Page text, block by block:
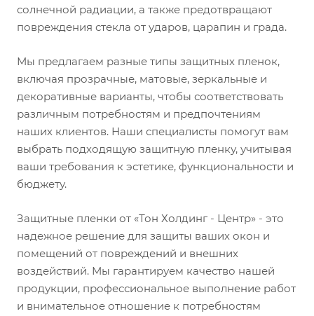
солнечной радиации, а также предотвращают
повреждения стекла от ударов, царапин и града.
Мы предлагаем разные типы защитных пленок,
включая прозрачные, матовые, зеркальные и
декоративные варианты, чтобы соответствовать
различным потребностям и предпочтениям
наших клиентов. Наши специалисты помогут вам
выбрать подходящую защитную пленку, учитывая
ваши требования к эстетике, функциональности и
бюджету.
Защитные пленки от «Тон Холдинг - Центр» - это
надежное решение для защиты ваших окон и
помещений от повреждений и внешних
воздействий. Мы гарантируем качество нашей
продукции, профессиональное выполнение работ
и внимательное отношение к потребностям